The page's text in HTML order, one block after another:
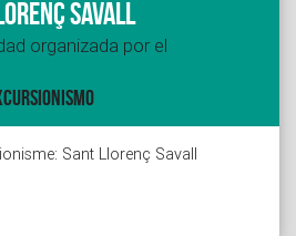
Savall
organizada por el
Sant Llorenç Savall